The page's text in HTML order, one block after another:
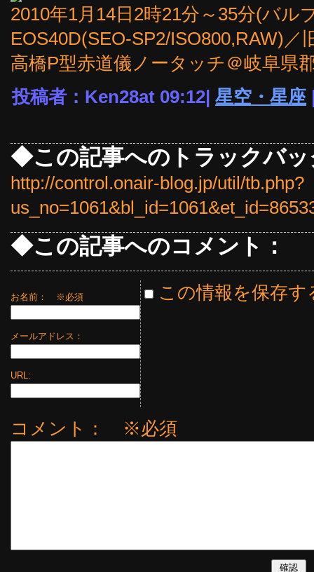
2010年1月14日2時21分～35分(バル
EOS40D(SEO-SP2/ISO800,RAW)
高橋P型赤道儀ノータッチ＠岐阜県
投稿者：Ken28at 09:12| 星空・星座
◆この記事へのトラックバッ
http://control.onair-blog.jp/util/tb.php?
◆この記事へのコメント：
お名前： ※必須
メールアドレス：
URL:
この情報を保存す
コメント： ※必須